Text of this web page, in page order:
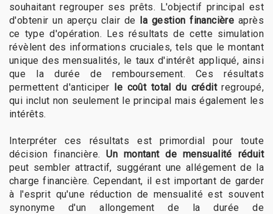
souhaitant regrouper ses prêts. L'objectif principal est
d'obtenir un aperçu clair de la gestion financière après
ce type d'opération. Les résultats de cette simulation
révèlent des informations cruciales, tels que le montant
unique des mensualités, le taux d'intérêt appliqué, ainsi
que la durée de remboursement. Ces résultats
permettent d'anticiper le coût total du créditregroupé,
qui inclut non seulement le principal mais également les
intérêts.
Interpréter ces résultats est primordial pour toute
décision financière.Un montant de mensualité réduit
peut sembler attractif, suggérant une allégement de la
charge financière. Cependant, il est important de garder
à l'esprit qu'une réduction de mensualité est souvent
synonyme d'un allongement de la durée de